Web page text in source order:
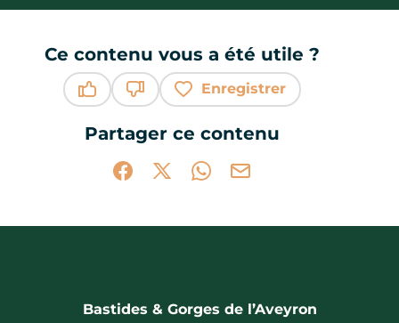
Ce contenu vous a été utile ?
Enregistrer
Partager ce contenu
Partager sur Facebook (nouvelle
Partager sur X / Twitter (nouvelle
Partager sur WhatsApp
Partager par mail
Bastides & Gorges de l’Aveyron